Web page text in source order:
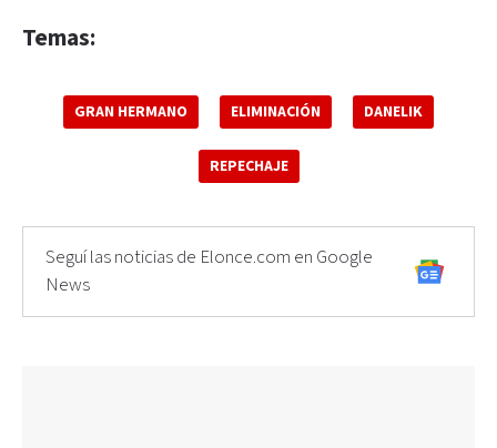
Temas:
GRAN HERMANO ELIMINACIÓN DANELIK
REPECHAJE
Seguí las noticias de Elonce.com en Google
News